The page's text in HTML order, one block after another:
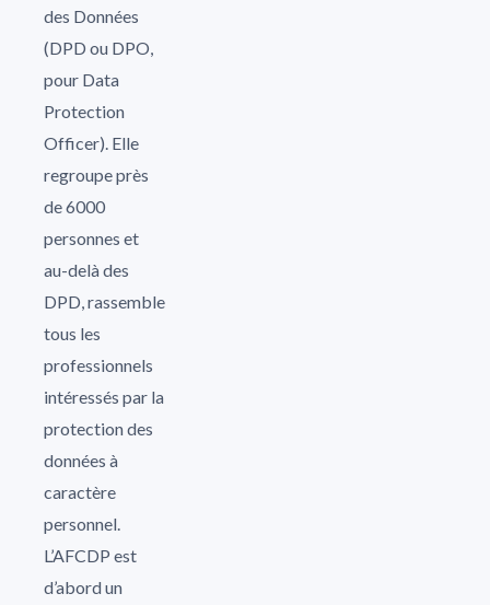
des Données
(DPD ou DPO,
pour Data
Protection
Officer). Elle
regroupe près
de 6000
personnes et
au-delà des
DPD, rassemble
tous les
professionnels
intéressés par la
protection des
données à
caractère
personnel.
L’AFCDP est
d’abord un